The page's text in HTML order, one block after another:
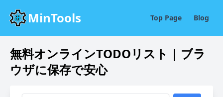
MinTools Top Page Blog
無料オンラインTODOリスト | ブラ
ウザに保存で安心